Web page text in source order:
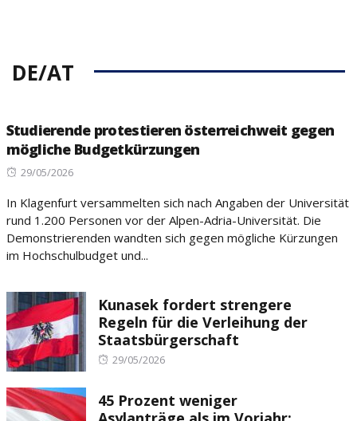
DE/AT
Studierende protestieren österreichweit gegen
mögliche Budgetkürzungen
Posted
29/05/2026
In Klagenfurt versammelten sich nach Angaben der Universität
rund 1.200 Personen vor der Alpen-Adria-Universität. Die
Demonstrierenden wandten sich gegen mögliche Kürzungen
im Hochschulbudget und...
Kunasek fordert strengere
Regeln für die Verleihung der
Staatsbürgerschaft
Posted
29/05/2026
45 Prozent weniger